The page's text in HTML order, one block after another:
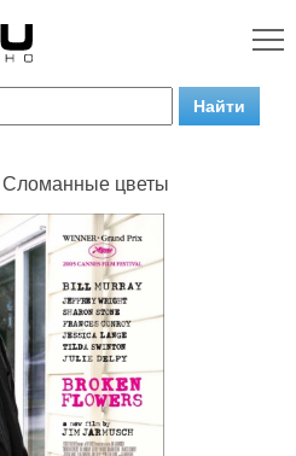
Сломанные цветы